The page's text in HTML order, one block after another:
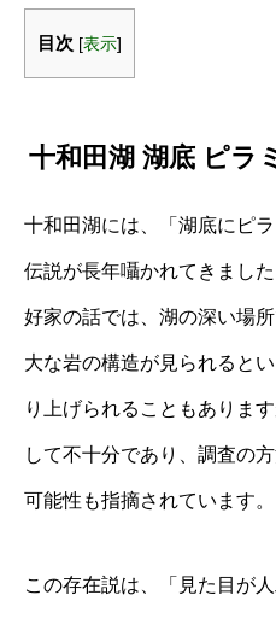
目次 [表示]
十和田湖 湖底 ピラ
十和田湖には、「湖底にピ
伝説が長年囁かれてきまし
好家の話では、湖の深い場
大な岩の構造が見られると
り上げられることもありま
して不十分であり、調査の
可能性も指摘されています。
この存在説は、「見た目が